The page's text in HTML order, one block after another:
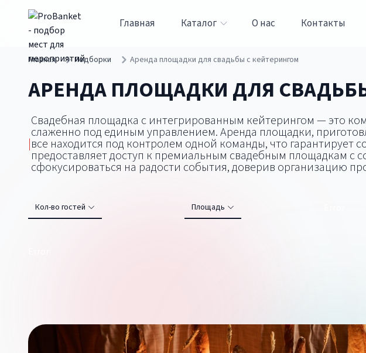
Главная Каталог О нас Контакты
Главная Подборки Аренда площадки для свадьбы с кейтерингом
АРЕНДА ПЛОЩАДКИ ДЛЯ
|
Свадебная площадка с интегрированным кейтерингом — это
слаженно под единым управлением. Аренда площадки,
все находится под контролем одной команды, что гарантирует
предоставляет доступ к премиальным свадебным площадкам
сфокусироваться на радости события, доверив организацию
Кол-во гостей Площадь